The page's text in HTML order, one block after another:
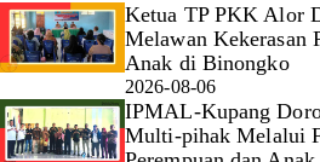
Ketua TP PKK Alor
Melawan Kekerasan
Anak di Binongko
2026-08-06
IPMAL-Kupang
Multi-pihak Melalui